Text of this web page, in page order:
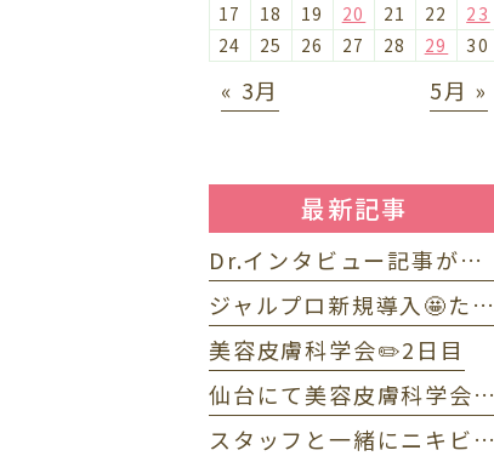
17
18 19 20 21 22
23
24
25 26 27 28 29 30
« 3月 5月 »
最新記事
Dr.インタビュー記事が掲載されました⭐️
ジャルプロ新規導入🤩たるみ改善に「ジャルプロ・スーパーハイドロ」💉目元のくま・小じわに「ジャルプロヤングアイ」👀
美容皮膚科学会✏️2日目
仙台にて美容皮膚科学会✏️1日目
スタッフと一緒にニキビWEBセミナーで配信しました☺️